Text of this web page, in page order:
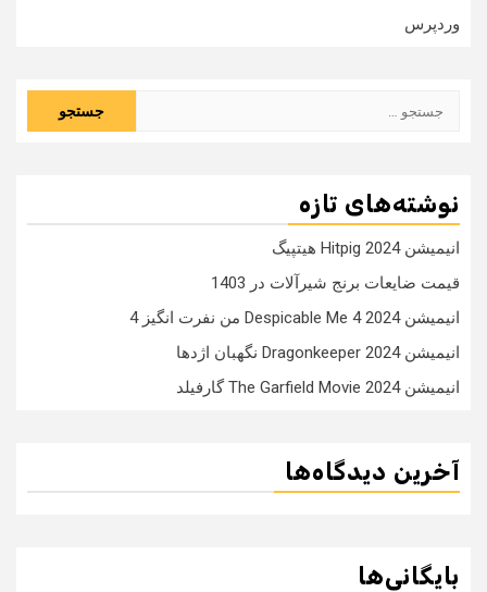
وردپرس
نوشته‌های تازه
انیمیشن Hitpig 2024 هیتپیگ
قیمت ضایعات برنج شیرآلات در 1403
انیمیشن Despicable Me 4 2024 من نفرت انگیز 4
انیمیشن Dragonkeeper 2024 نگهبان اژدها
انیمیشن The Garfield Movie 2024 گارفیلد
آخرین دیدگاه‌ها
بایگانی‌ها